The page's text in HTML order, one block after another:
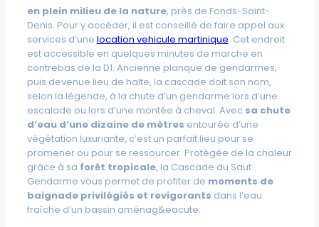
en plein milieu de la nature, près de Fonds-Saint-
Denis. Pour y accéder, il est conseillé de faire appel aux
services d’une location vehicule martinique. Cet endroit
est accessible en quelques minutes de marche en
contrebas de la D1. Ancienne planque de gendarmes,
puis devenue lieu de halte, la cascade doit son nom,
selon la légende, à la chute d’un gendarme lors d’une
escalade ou lors d’une montée à cheval. Avec sa chute
d’eau d’une dizaine de mètres entourée d’une
végétation luxuriante, c’est un parfait lieu pour se
promener ou pour se ressourcer. Protégée de la chaleur
grâce à sa forêt tropicale, la Cascade du Saut
Gendarme vous permet de profiter de moments de
baignade privilégiés et revigorants dans l’eau
fraîche d’un bassin aménag&eacute.